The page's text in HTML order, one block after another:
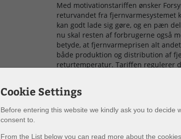
Med motivationstariffen ønsker
returvandet fra fjernvarmesystemet
kan godt lade sig gøre, og en pæn
nu skal resten af forbrugerne også
betyde, at fjernvarmeprisen alt
både produktion og distribution af
returtemperatur. Tariffen regulerer
Motivationstariffen er bygget
Et eksempel: Et hus på 130 m²
gennemsnitlig returtemperatur på
samtidig – alt andet lige – være
Cookie Settings
Before entering this website we kindly ask you to decide
consent to.
From the List below you can read more about the